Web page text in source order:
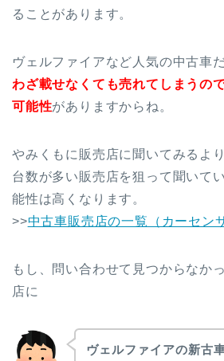
ることがあります。
ヴェルファイアなど人気の中古車
わざ載せなくても売れてしまうの
可能性がありますからね。
やみくもに販売店に聞いてみるよ
台数が多い販売店を狙って聞いて
能性は高くなります。
>>中古車販売店の一覧（カーセン
もし、問い合わせて見つからなか
店に
ヴェルファイアの新古